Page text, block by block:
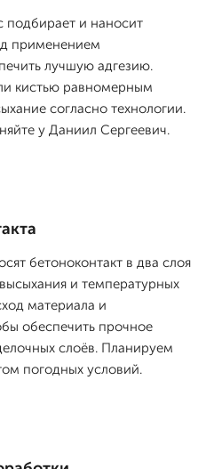
и наносит
применением
лучшую адгезию.
кистью равномерным
согласно технологии.
у Даниил Сергеевич.
бетоноконтакт в два слоя
и температурных
материала и
обеспечить прочное
слоёв. Планируем
погодных условий.